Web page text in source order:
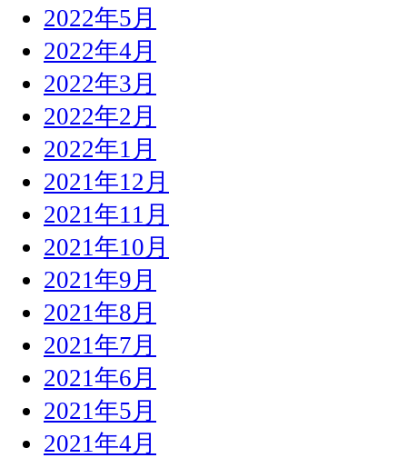
2022年5月
2022年4月
2022年3月
2022年2月
2022年1月
2021年12月
2021年11月
2021年10月
2021年9月
2021年8月
2021年7月
2021年6月
2021年5月
2021年4月